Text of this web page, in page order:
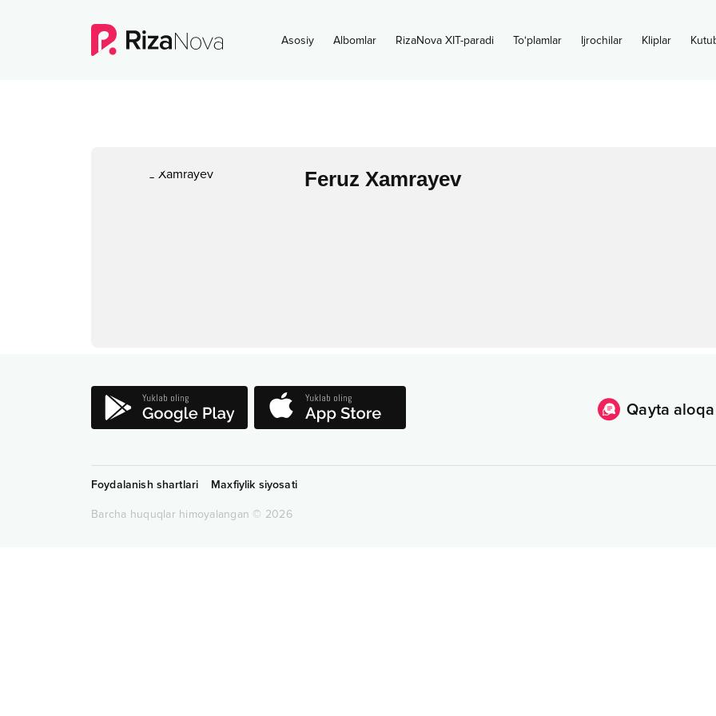
Asosiy Albomlar RizaNova XIT-paradi To‘plamlar Ijrochilar Kliplar
Feruz Xamrayev
Qayta aloqa
Foydalanish shartlari Maxfiylik siyosati
Barcha huquqlar himoyalangan © 2026